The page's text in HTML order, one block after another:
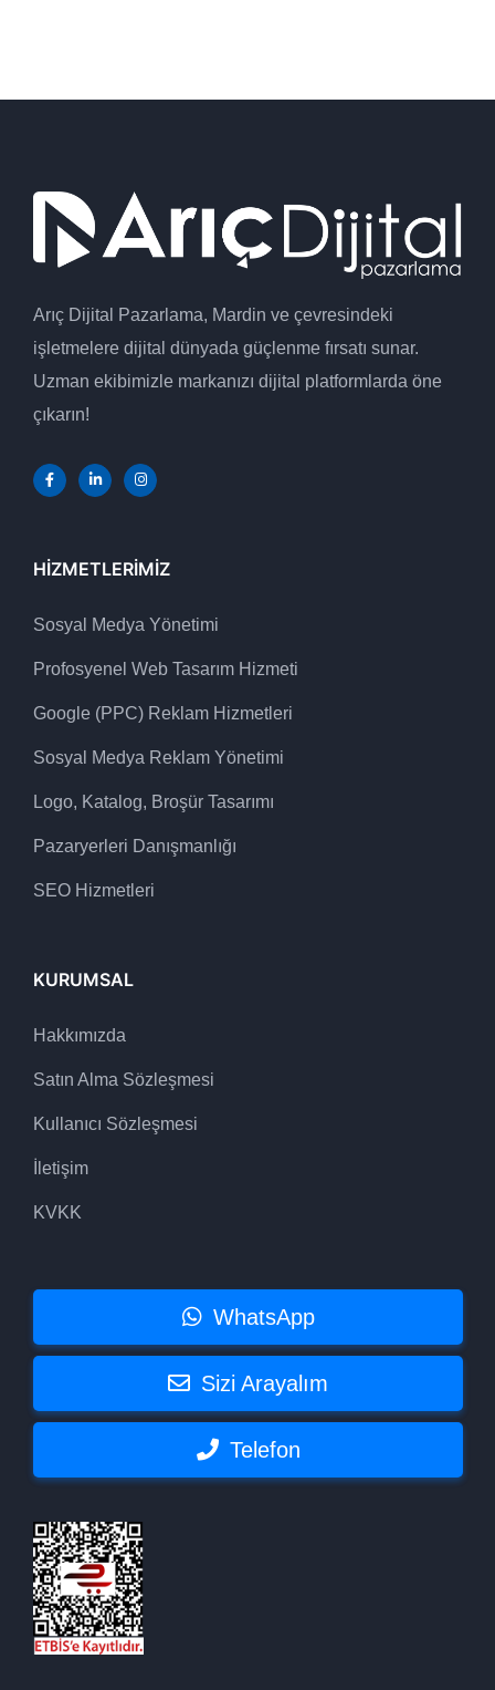
Arıç Dijital Pazarlama, Mardin ve çevresindeki
işletmelere dijital dünyada güçlenme fırsatı sunar.
Uzman ekibimizle markanızı dijital platformlarda öne
çıkarın!
HIZMETLERIMIZ
Sosyal Medya Yönetimi
Profosyenel Web Tasarım Hizmeti
Google (PPC) Reklam Hizmetleri
Sosyal Medya Reklam Yönetimi
Logo, Katalog, Broşür Tasarımı
Pazaryerleri Danışmanlığı
SEO Hizmetleri
KURUMSAL
Hakkımızda
Satın Alma Sözleşmesi
Kullanıcı Sözleşmesi
İletişim
KVKK
WhatsApp
Sizi Arayalım
Telefon